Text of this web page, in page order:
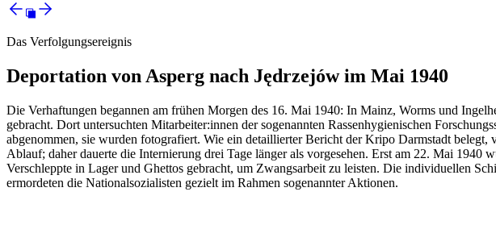
Das Verfolgungsereignis
Deportation von Asperg nach Jędrzejów im Mai 1940
Die Verhaftungen begannen am frühen Morgen des 16. Mai 1940: In Mainz, Worms und
gebracht. Dort untersuchten Mitarbeiter:innen der sogenannten Rassenhygienischen
abgenommen, sie wurden fotografiert. Wie ein detaillierter Bericht der Kripo Darmstadt
Ablauf; daher dauerte die Internierung drei Tage länger als vorgesehen. Erst am 22. Mai
Verschleppte in Lager und Ghettos gebracht, um Zwangsarbeit zu leisten. Die individuellen
ermordeten die Nationalsozialisten gezielt im Rahmen sogenannter Aktionen.